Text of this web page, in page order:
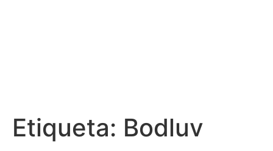
Etiqueta: Bodluv